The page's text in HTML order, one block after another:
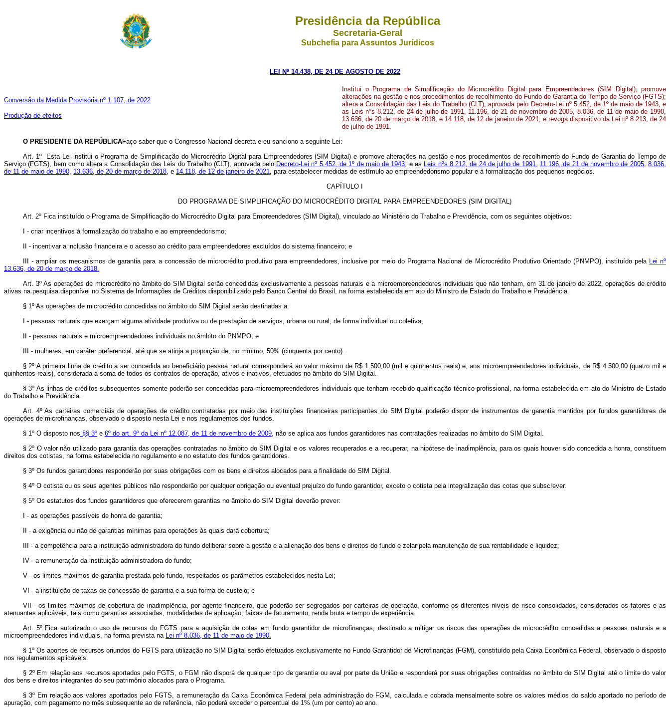
Presidência da República
Secretaria-Geral
Subchefia para Assuntos Jurídicos
LEI Nº 14.438, DE 24 DE AGOSTO DE 2022
Conversão da Medida Provisória nº 1.107, de 2022
Produção de efeitos
Institui o Programa de Simplificação do Microcrédito Digital para Empreendedores (SIM Digital); promove
alterações na gestão e nos procedimentos de recolhimento do Fundo de Garantia do Tempo de Serviço (FGTS);
altera a Consolidação das Leis do Trabalho (CLT), aprovada pelo Decreto-Lei nº 5.452, de 1º de maio de 1943, e
as Leis nºs 8.212, de 24 de julho de 1991, 11.196, de 21 de novembro de 2005, 8.036, de 11 de maio de 1990,
13.636, de 20 de março de 2018, e 14.118, de 12 de janeiro de 2021; e revoga dispositivo da Lei nº 8.213, de 24
de julho de 1991.
O PRESIDENTE DA REPÚBLICAFaço saber que o Congresso Nacional decreta e eu sanciono a seguinte Lei:
Art. 1º Esta Lei institui o Programa de Simplificação do Microcrédito Digital para Empreendedores (SIM Digital) e promove alterações na gestão e nos procedimentos de recolhimento do Fundo de Garantia do Tempo de
Serviço (FGTS), bem como altera a Consolidação das Leis do Trabalho (CLT), aprovada pelo Decreto-Lei nº 5.452, de 1º de maio de 1943, e as Leis nºs 8.212, de 24 de julho de 1991, 11.196, de 21 de novembro de 2005,8.036,
de 11 de maio de 1990, 13.636, de 20 de março de 2018, e 14.118, de 12 de janeiro de 2021, para estabelecer medidas de estímulo ao empreendedorismo popular e à formalização dos pequenos negócios.
CAPÍTULO I
DO PROGRAMA DE SIMPLIFICAÇÃO DO MICROCRÉDITO DIGITAL PARA EMPREENDEDORES (SIM DIGITAL)
Art. 2º Fica instituído o Programa de Simplificação do Microcrédito Digital para Empreendedores (SIM Digital), vinculado ao Ministério do Trabalho e Previdência, com os seguintes objetivos:
I - criar incentivos à formalização do trabalho e ao empreendedorismo;
II - incentivar a inclusão financeira e o acesso ao crédito para empreendedores excluídos do sistema financeiro; e
III - ampliar os mecanismos de garantia para a concessão de microcrédito produtivo para empreendedores, inclusive por meio do Programa Nacional de Microcrédito Produtivo Orientado (PNMPO), instituído pela Lei nº
13.636, de 20 de março de 2018.
Art. 3º As operações de microcrédito no âmbito do SIM Digital serão concedidas exclusivamente a pessoas naturais e a microempreendedores individuais que não tenham, em 31 de janeiro de 2022, operações de crédito
ativas na pesquisa disponível no Sistema de Informações de Créditos disponibilizado pelo Banco Central do Brasil, na forma estabelecida em ato do Ministro de Estado do Trabalho e Previdência.
§ 1º As operações de microcrédito concedidas no âmbito do SIM Digital serão destinadas a:
I - pessoas naturais que exerçam alguma atividade produtiva ou de prestação de serviços, urbana ou rural, de forma individual ou coletiva;
II - pessoas naturais e microempreendedores individuais no âmbito do PNMPO; e
III - mulheres, em caráter preferencial, até que se atinja a proporção de, no mínimo, 50% (cinquenta por cento).
§ 2º A primeira linha de crédito a ser concedida ao beneficiário pessoa natural corresponderá ao valor máximo de R$ 1.500,00 (mil e quinhentos reais) e, aos microempreendedores individuais, de R$ 4.500,00 (quatro mil e
quinhentos reais), considerada a soma de todos os contratos de operação, ativos e inativos, efetuados no âmbito do SIM Digital.
§ 3º As linhas de créditos subsequentes somente poderão ser concedidas para microempreendedores individuais que tenham recebido qualificação técnico-profissional, na forma estabelecida em ato do Ministro de Estado
do Trabalho e Previdência.
Art. 4º As carteiras comerciais de operações de crédito contratadas por meio das instituições financeiras participantes do SIM Digital poderão dispor de instrumentos de garantia mantidos por fundos garantidores de
operações de microfinanças, observado o disposto nesta Lei e nos regulamentos dos fundos.
§ 1º O disposto nos §§ 3º e 6º do art. 9º da Lei nº 12.087, de 11 de novembro de 2009, não se aplica aos fundos garantidores nas contratações realizadas no âmbito do SIM Digital.
§ 2º O valor não utilizado para garantia das operações contratadas no âmbito do SIM Digital e os valores recuperados e a recuperar, na hipótese de inadimplência, para os quais houver sido concedida a honra, constituem
direitos dos cotistas, na forma estabelecida no regulamento e no estatuto dos fundos garantidores.
§ 3º Os fundos garantidores responderão por suas obrigações com os bens e direitos alocados para a finalidade do SIM Digital.
§ 4º O cotista ou os seus agentes públicos não responderão por qualquer obrigação ou eventual prejuízo do fundo garantidor, exceto o cotista pela integralização das cotas que subscrever.
§ 5º Os estatutos dos fundos garantidores que oferecerem garantias no âmbito do SIM Digital deverão prever:
I - as operações passíveis de honra de garantia;
II - a exigência ou não de garantias mínimas para operações às quais dará cobertura;
III - a competência para a instituição administradora do fundo deliberar sobre a gestão e a alienação dos bens e direitos do fundo e zelar pela manutenção de sua rentabilidade e liquidez;
IV - a remuneração da instituição administradora do fundo;
V - os limites máximos de garantia prestada pelo fundo, respeitados os parâmetros estabelecidos nesta Lei;
VI - a instituição de taxas de concessão de garantia e a sua forma de custeio; e
VII - os limites máximos de cobertura de inadimplência, por agente financeiro, que poderão ser segregados por carteiras de operação, conforme os diferentes níveis de risco consolidados, considerados os fatores e as
atenuantes aplicáveis, tais como garantias associadas, modalidades de aplicação, faixas de faturamento, renda bruta e tempo de experiência.
Art. 5º Fica autorizado o uso de recursos do FGTS para a aquisição de cotas em fundo garantidor de microfinanças, destinado a mitigar os riscos das operações de microcrédito concedidas a pessoas naturais e a
microempreendedores individuais, na forma prevista na Lei nº 8.036, de 11 de maio de 1990.
§ 1º Os aportes de recursos oriundos do FGTS para utilização no SIM Digital serão efetuados exclusivamente no Fundo Garantidor de Microfinanças (FGM), constituído pela Caixa Econômica Federal, observado o disposto
nos regulamentos aplicáveis.
§ 2º Em relação aos recursos aportados pelo FGTS, o FGM não disporá de qualquer tipo de garantia ou aval por parte da União e responderá por suas obrigações contraídas no âmbito do SIM Digital até o limite do valor
dos bens e direitos integrantes do seu patrimônio alocados para o Programa.
§ 3º Em relação aos valores aportados pelo FGTS, a remuneração da Caixa Econômica Federal pela administração do FGM, calculada e cobrada mensalmente sobre os valores médios do saldo aportado no período de
apuração, com pagamento no mês subsequente ao de referência, não poderá exceder o percentual de 1% (um por cento) ao ano.